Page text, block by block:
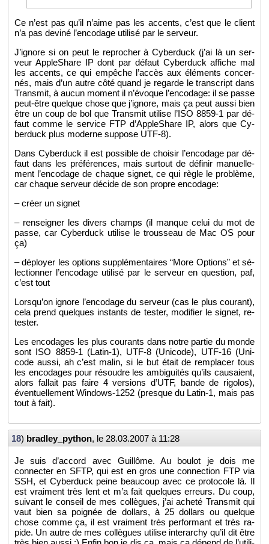
Ce n’est pas qu’il n’aime pas les ac­cents, c’est que le client
n’a pas de­viné l’en­co­dage uti­lisé par le ser­veur.
J’ignore si on peut le re­pro­cher à Cy­ber­duck (j’ai là un ser­
veur Ap­ple­Share IP dont par dé­faut Cy­ber­duck af­fiche mal
les ac­cents, ce qui em­pêche l’ac­cès aux élé­ments concer­
nés, mais d’un autre côté quand je re­garde le trans­cript dans
Trans­mit, à aucun mo­ment il n’évoque l’en­co­dage: il se passe
peut-être quelque chose que j’ignore, mais ça peut aussi bien
être un coup de bol que Trans­mit uti­lise l’ISO 8859-1 par dé­
faut comme le ser­vice FTP d’Ap­ple­Share IP, alors que Cy­
ber­duck plus mo­derne sup­pose UTF-8).
Dans Cy­ber­duck il est pos­sible de choi­sir l’en­co­dage par dé­
faut dans les pré­fé­rences, mais sur­tout de dé­fi­nir ma­nuel­le­
ment l’en­co­dage de chaque si­gnet, ce qui règle le pro­blème,
car chaque ser­veur dé­cide de son propre en­co­dage:
– créer un si­gnet
– ren­sei­gner les di­vers champs (il manque celui du mot de
passe, car Cy­ber­duck uti­lise le trous­seau de Mac OS pour
ça)
– dé­ployer les op­tions sup­plé­men­taires “More Op­tions” et sé­
lec­tion­ner l’en­co­dage uti­lisé par le ser­veur en ques­tion, paf,
c’est tout
Lors­qu’on ignore l’en­co­dage du ser­veur (cas le plus cou­rant),
cela prend quelques ins­tants de tes­ter, mo­di­fier le si­gnet, re-
tes­ter.
Les en­co­dages les plus cou­rants dans notre par­tie du monde
sont ISO 8859-1 (La­tin-1), UTF-8 (Uni­code), UTF-16 (Uni­
code aussi, ah c’est malin, si le but était de rem­pla­cer tous
les en­co­dages pour ré­soudre les am­bi­gui­tés qu’ils cau­saient,
alors fal­lait pas faire 4 ver­sions d’UTF, bande de ri­go­los),
éven­tuel­le­ment Win­dows-1252 (presque du La­tin-1, mais pas
tout à fait).
18) brad­ley_­py­thon, le 28.03.2007 à 11:28
Je suis d’ac­cord avec Guillôme. Au bou­lot je dois me
connec­ter en SFTP, qui est en gros une connec­tion FTP via
SSH, et Cy­ber­duck peine beau­coup avec ce pro­to­cole là. Il
est vrai­ment très lent et m’a fait quelques er­reurs. Du coup,
sui­vant le conseil de mes col­lègues, j’ai acheté Trans­mit qui
vaut bien sa poi­gnée de dol­lars, à 25 dol­lars ou quelque
chose comme ça, il est vrai­ment très per­for­mant et très ra­
pide. Un autre de mes col­lègues uti­lise in­ter­ar­chy qu’il dit être